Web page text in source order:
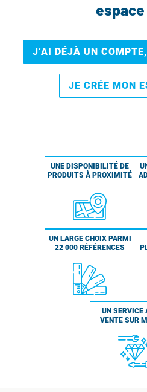
espace
J’AI DÉJÀ UN
JE CRÉE MON
UNE DISPONIBILITÉ DE
PRODUITS À PROXIMITÉ
UN LARGE CHOIX PARMI
22 000 RÉFÉRENCES
UN SERVICE
VENTE SUR